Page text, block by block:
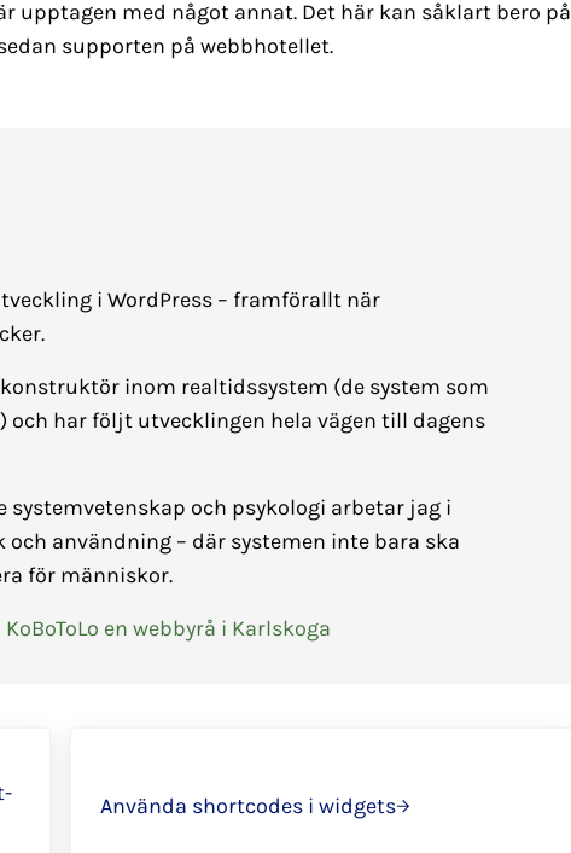
upptagen med något annat. Det här kan såklart bero på
supporten på webbhotellet.
i WordPress – framförallt när
inom realtidssystem (de system som
och har följt utvecklingen hela vägen till dagens
och psykologi arbetar jag i
användning – där systemen inte bara ska
för människor.
KoBoToLo en webbyrå i Karlskoga
Använda shortcodes i widgets